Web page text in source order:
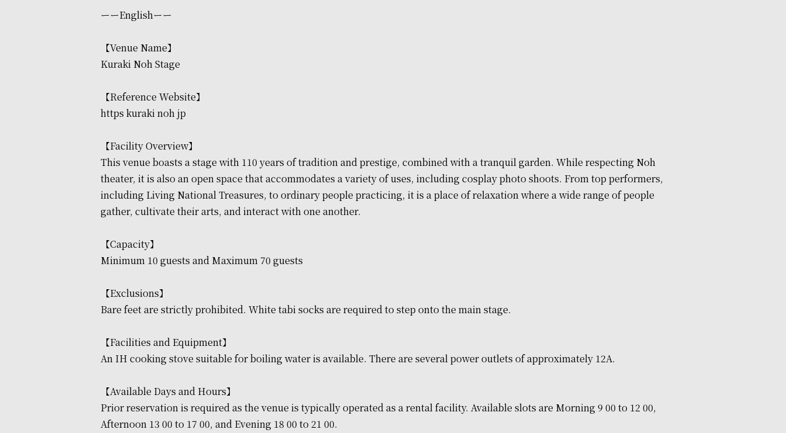
ーーEnglishーー
【Venue Name】
Kuraki Noh Stage
【Reference Website】
https kuraki noh jp
【Facility Overview】
This venue boasts a stage with 110 years of tradition and prestige, combined with a tranquil garden. While respecting Noh
theater, it is also an open space that accommodates a variety of uses, including cosplay photo shoots. From top performers,
including Living National Treasures, to ordinary people practicing, it is a place of relaxation where a wide range of people
gather, cultivate their arts, and interact with one another.
【Capacity】
Minimum 10 guests and Maximum 70 guests
【Exclusions】
Bare feet are strictly prohibited. White tabi socks are required to step onto the main stage.
【Facilities and Equipment】
An IH cooking stove suitable for boiling water is available. There are several power outlets of approximately 12A.
【Available Days and Hours】
Prior reservation is required as the venue is typically operated as a rental facility. Available slots are Morning 9 00 to 12 00,
Afternoon 13 00 to 17 00, and Evening 18 00 to 21 00.